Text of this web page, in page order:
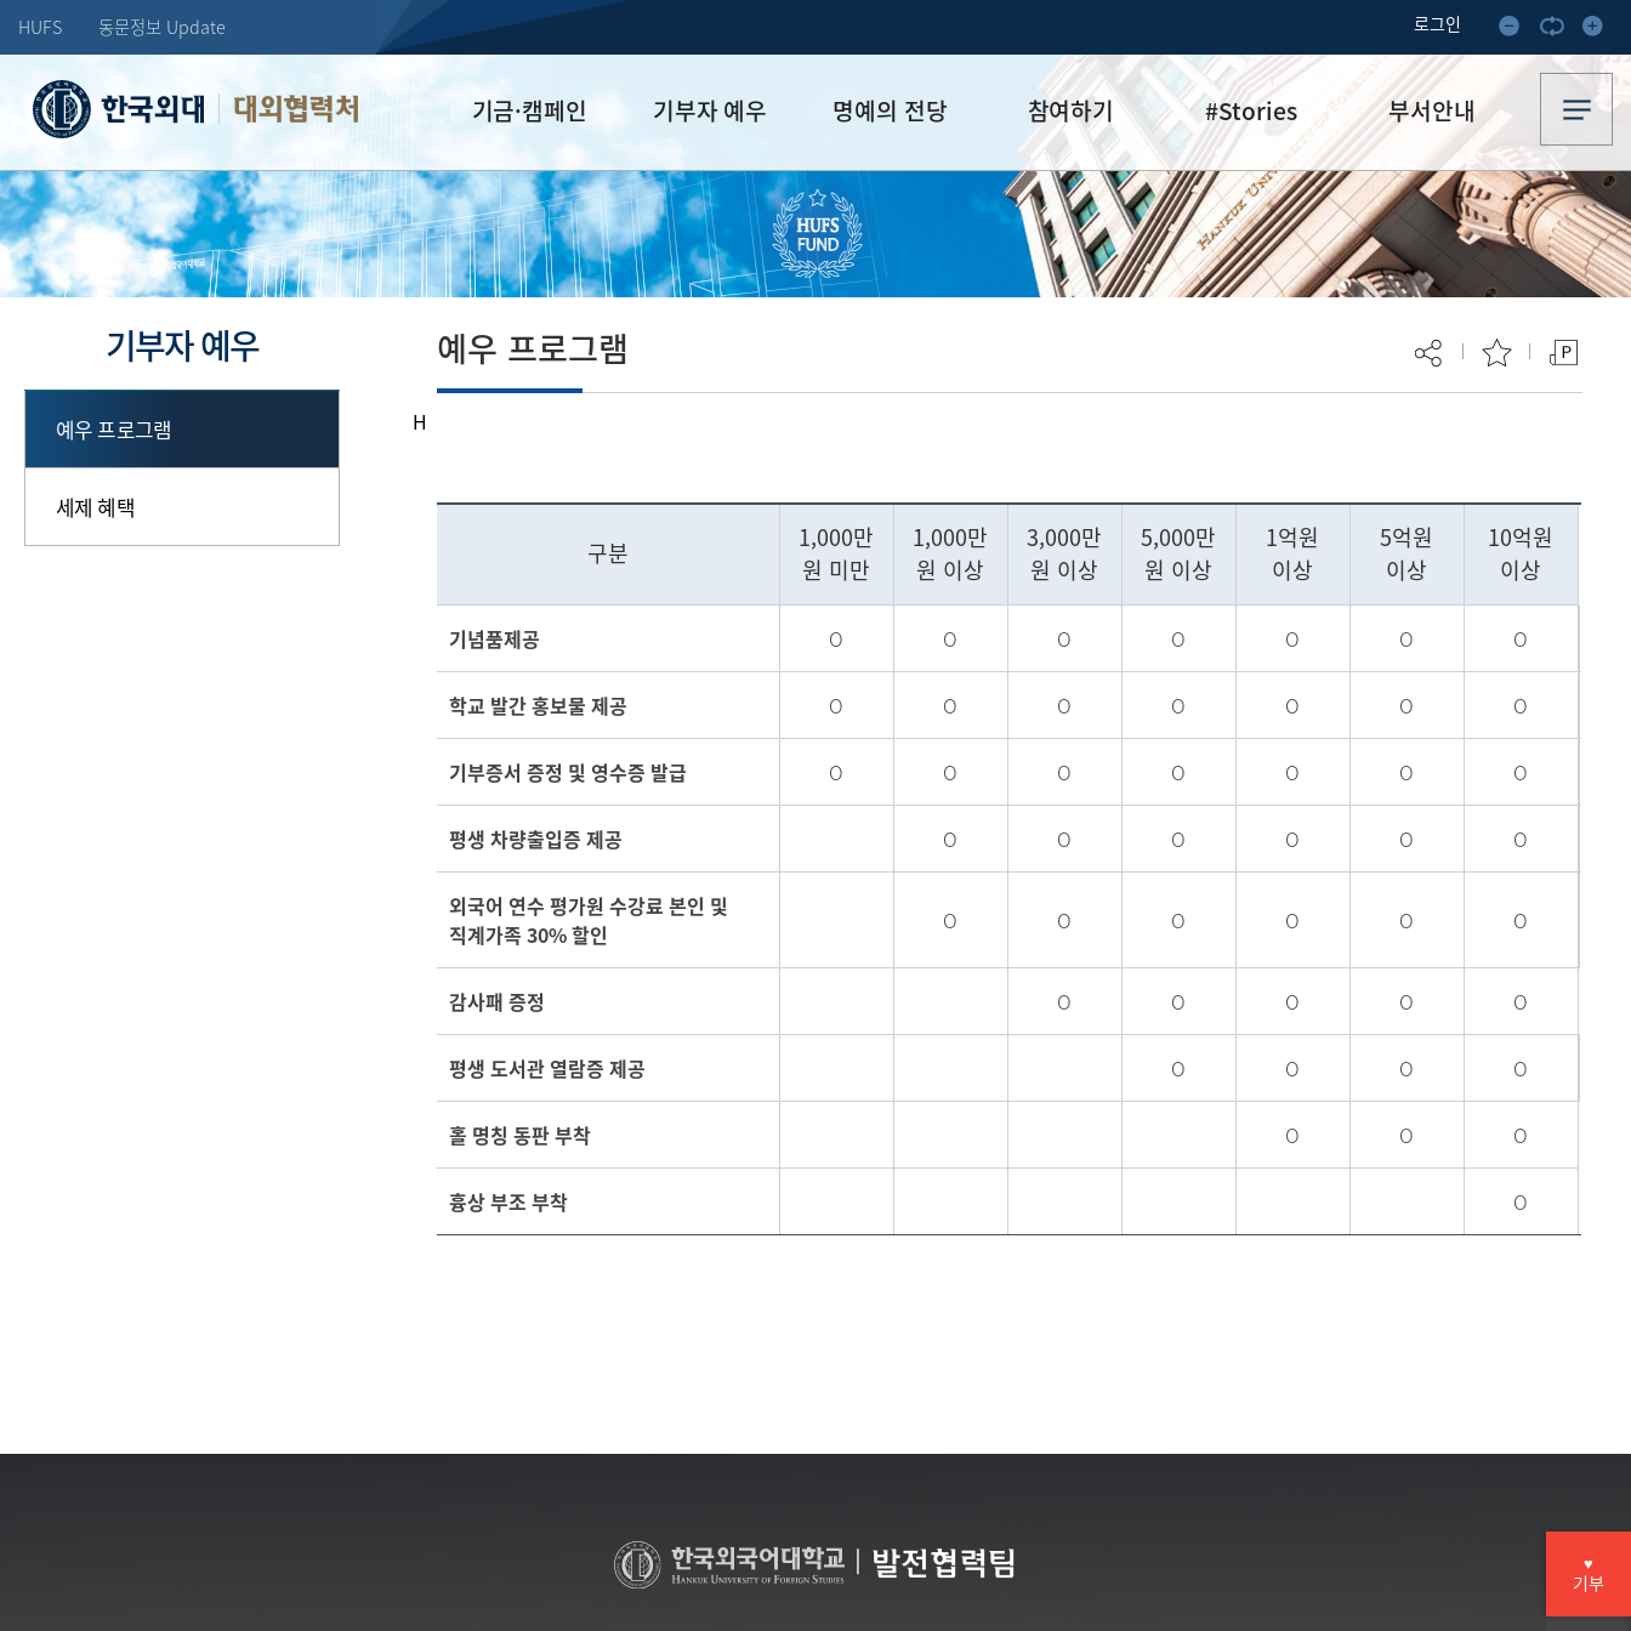
HUFS 동문정보 Update 로그인
대외협력처 기금·캠페인
학교발전기금
장학기금
선배드림 장학금
기부자 예우
예우 프로그램
세제 혜택
명예의 전당
HUFS Honor
Diamond Club
Platinum Club
참여하기
참여방법
기부하기
잠재기부자 추천
#Stories
기부·수혜스토리
기금소식
이달의 기부자
부서안내
업무안내
오시는 길
기부자 예우
예우 프로그램
세제 혜택
H
등록하시겠습니까?
메뉴추가
예우 프로그램
구분
1,000만
원 미만
1,000만
원 이상
3,000만
원 이상
5,000만
원 이상
1억원
이상
5억원
이상
10억원
이상
기념품제공 O O O O O O O
학교 발간 홍보물 제공 O O O O O O O
기부증서 증정 및 영수증 발급 O O O O O O O
평생 차량출입증 제공 O O O O O O
외국어 연수 평가원 수강료 본인 및
직계가족 30% 할인
O O O O O O
감사패 증정 O O O O O
평생 도서관 열람증 제공 O O O O
홀 명칭 동판 부착 O O O
흉상 부조 부착 O
| 발전협력팀 ♥
기부